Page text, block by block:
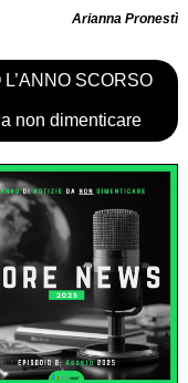
Arianna Pronestì
SCORSO
non dimenticare